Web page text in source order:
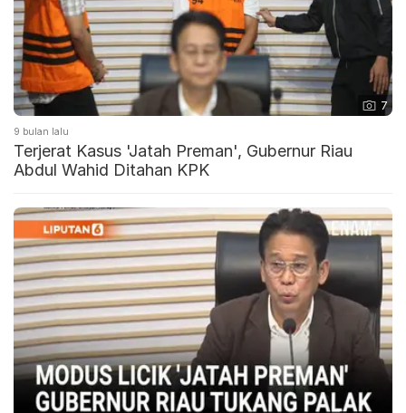
7
9 bulan lalu
Terjerat Kasus 'Jatah Preman', Gubernur Riau
Abdul Wahid Ditahan KPK